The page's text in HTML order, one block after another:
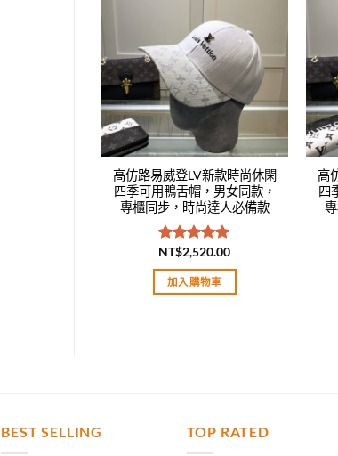
wishlist
高仿路易威登LV新款時尚休閑
四季可用鴨舌帽，男女同款，
專櫃同步，時尚達人必備款
評分5.00
滿分 5
NT$2,520.00
加入購物車
高
四
BEST SELLING TOP RATED